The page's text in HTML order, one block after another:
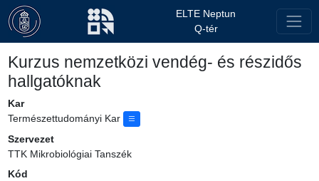
ELTE Neptun
Q-tér
Kurzus nemzetközi vendég- és részidős
hallgatóknak
Kar
Természettudományi Kar
Szervezet
TTK Mikrobiológiai Tanszék
Kód